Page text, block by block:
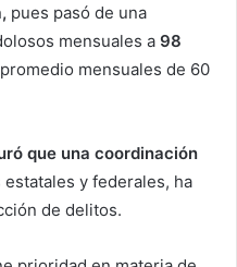
pues pasó de una
mensuales a 98
mensuales de 60
que una coordinación
y federales, ha
de delitos.